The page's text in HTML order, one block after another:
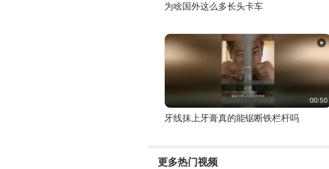
为啥国外这么多长头卡车
00:50
牙线抹上牙膏真的能锯断铁栏杆吗
更多热门视频